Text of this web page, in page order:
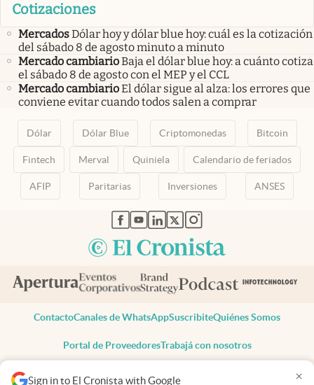
Sign in to El Cronista with Google ×
Cotizaciones
MercadosDólar hoy y dólar blue hoy: cuál es la cotización
del sábado 8 de agosto minuto a minuto
Mercado cambiarioBaja el dólar blue hoy: a cuánto cotiza
el sábado 8 de agosto con el MEP y el CCL
Mercado cambiarioEl dólar sigue al alza: los errores que
conviene evitar cuando todos salen a comprar
Dólar Dólar Blue Criptomonedas Bitcoin
Fintech Merval Quiniela Calendario de feriados
AFIP Paritarias Inversiones ANSES
abre en nueva pestaña
abre en nueva pestaña
abre en nueva pestaña
abre en nueva pestaña
abre en nueva pestaña
ContactoCanales de WhatsAppSuscribiteQuiénes Somos
Portal de ProveedoresTrabajá con nosotros